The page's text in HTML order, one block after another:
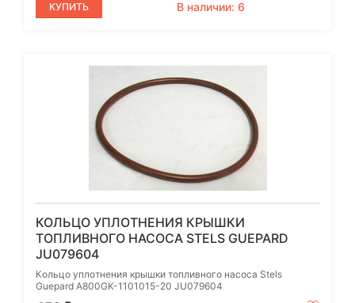
КУПИТЬ В наличии: 6
КОЛЬЦО УПЛОТНЕНИЯ КРЫШКИ
ТОПЛИВНОГО НАСОСА STELS GUEPARD
JU079604
Кольцо уплотнения крышки топливного насоса Stels
Guepard A800GK-1101015-20 JU079604